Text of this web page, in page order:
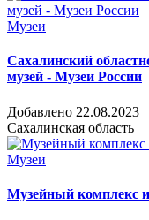
Музеи
Сахалинский
музей - Музеи России
Добавлено 22.08.2023
Сахалинская область
Музеи
Музейный комплекс